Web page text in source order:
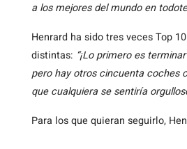
a los mejores del mundo en
Henrard ha sido tres veces Top
distintas: “¡Lo primero es
pero hay otros cincuenta coches
que cualquiera se sentiría
Para los que quieran seguirlo,